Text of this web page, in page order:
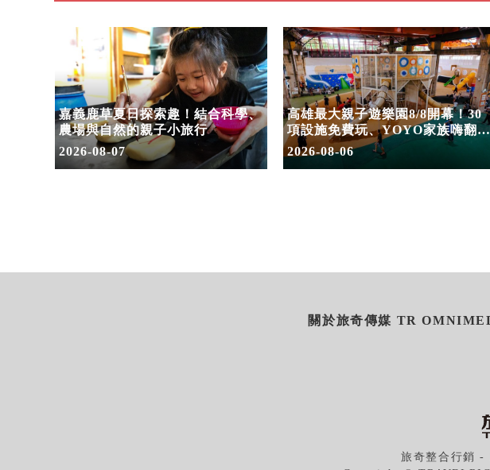
嘉義鹿草夏日探索趣！結合科學、
農場與自然的親子小旅行
2026-08-07
高雄最大親子遊樂園8/8開幕！30
項設施免費玩、YOYO家族嗨翻
假
2026-08-06
關於旅奇傳媒 TR
旅奇整合行銷 -